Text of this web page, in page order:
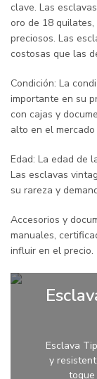
clave. Las
oro de 18
preciosos. Las
costosas que las
Condición: La
importante en su
con cajas y
alto en el
Edad: La edad de
Las esclavas
su rareza y
Accesorios y
manuales,
influir en el precio.
Esclava
y
toque